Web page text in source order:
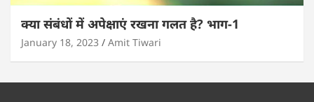
क्या संबंधों में अपेक्षाएं रखना गलत है? भाग-1
January 18, 2023 Amit Tiwari